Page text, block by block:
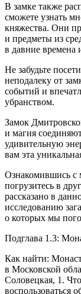
В замке также
сможете узнать
княжества. Они
и предметы из
в давние времена
Не забудьте
неподалеку от
событий и
убранством.
Замок
и магия
удивительную
вам эта
Ознакомившись с
погрузитесь в
рассказано в
исследованию
о которых мы
Подглава 1.3:
Как найти:
в Московской
Соловецкая, 1.
воспользоваться